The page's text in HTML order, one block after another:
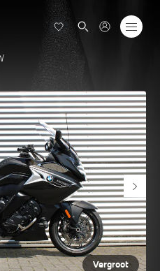
Vergroot